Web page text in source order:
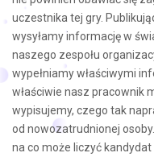
uczestnika tej gry.
wysyłamy informację w
naszego zespołu
wypełniamy właściwymi
właściwie nasz pracownik
wypisujemy, czego tak
od nowozatrudnionej
na co może liczyć